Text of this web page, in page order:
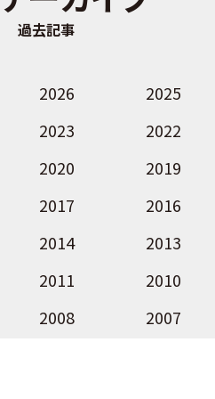
過去記事
2026 2025
2023
2022
2020
2019
2017
2016
2014
2013
2011
2010
2008
2007